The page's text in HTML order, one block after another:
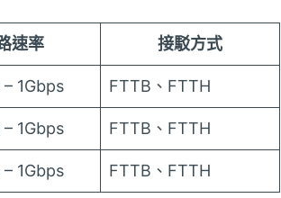
速率 接駁方式
1Gbps FTTB、FTTH
1Gbps FTTB、FTTH
1Gbps FTTB、FTTH